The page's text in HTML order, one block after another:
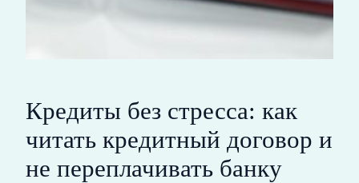
Кредиты без стресса: как
читать кредитный договор и
не переплачивать банку